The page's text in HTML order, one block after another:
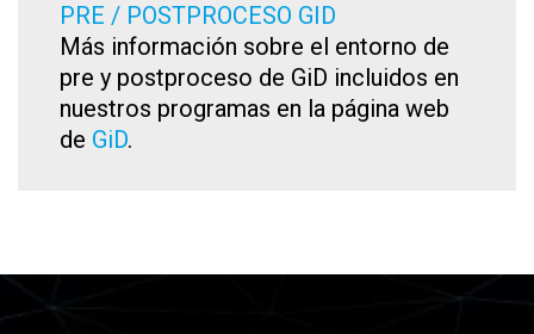
PRE / POSTPROCESO GID
Más información sobre el entorno de
pre y postproceso de GiD incluidos en
nuestros programas en la página web
de GiD.